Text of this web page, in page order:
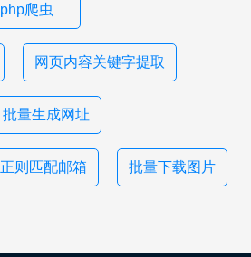
php爬虫
网页内容关键字提取
批量生成网址
正则匹配邮箱 批量下载图片